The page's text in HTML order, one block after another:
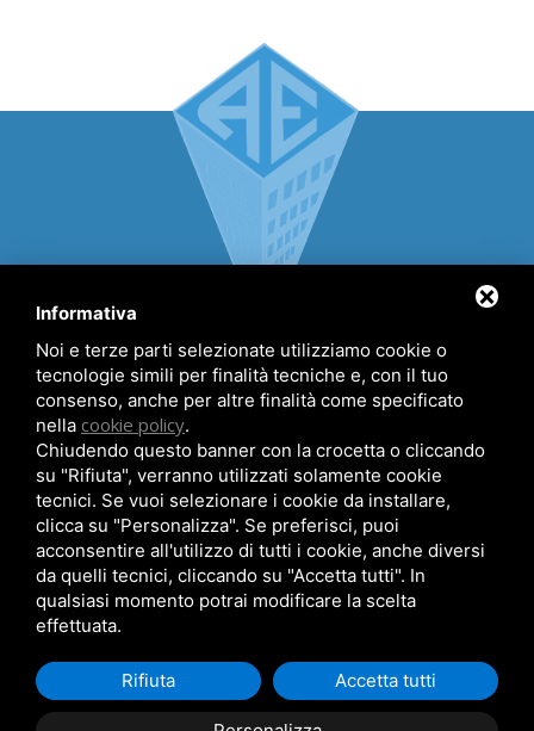
(+39) 0533 327429
(+39) 340 6043760
info@agenziaestensi.it
Viale dei Lecci, 51 - 44029 Lido degli Estensi (FE)
© 2026 Agenzia Estensi
Partita iva: 01714800388
CIN: IT038006B4XHYQ6XJE
CIR: 038006-CV-00201
Sitemap
Informativa
Noi e terze parti selezionate utilizziamo cookie o
tecnologie simili per finalità tecniche e, con il tuo
consenso, anche per altre finalità come specificato
nella cookie policy.
Chiudendo questo banner con la crocetta o cliccando
su "Rifiuta", verranno utilizzati solamente cookie
tecnici. Se vuoi selezionare i cookie da installare,
clicca su "Personalizza". Se preferisci, puoi
acconsentire all'utilizzo di tutti i cookie, anche diversi
da quelli tecnici, cliccando su "Accetta tutti". In
qualsiasi momento potrai modificare la scelta
effettuata.
Rifiuta Accetta tutti